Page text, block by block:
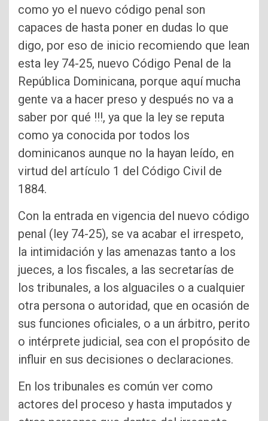
como yo el nuevo código penal son
capaces de hasta poner en dudas lo que
digo, por eso de inicio recomiendo que lean
esta ley 74-25, nuevo Código Penal de la
República Dominicana, porque aquí mucha
gente va a hacer preso y después no va a
saber por qué !!!, ya que la ley se reputa
como ya conocida por todos los
dominicanos aunque no la hayan leído, en
virtud del artículo 1 del Código Civil de
1884.
Con la entrada en vigencia del nuevo código
penal (ley 74-25), se va acabar el irrespeto,
la intimidación y las amenazas tanto a los
jueces, a los fiscales, a las secretarías de
los tribunales, a los alguaciles o a cualquier
otra persona o autoridad, que en ocasión de
sus funciones oficiales, o a un árbitro, perito
o intérprete judicial, sea con el propósito de
influir en sus decisiones o declaraciones.
En los tribunales es común ver como
actores del proceso y hasta imputados y